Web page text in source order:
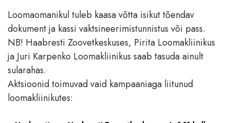
Loomaomanikul tuleb kaasa võtta isikut tõendav
dokument ja kassi vaktsineerimistunnistus või pass.
NB! Haabresti Zoovetkeskuses, Pirita Loomakliinikus
ja Juri Karpenko Loomakliinikus saab tasuda ainult
sularahas.
Aktsioonid toimuvad vaid kampaaniaga liitunud
loomakliinikutes: